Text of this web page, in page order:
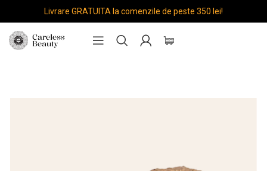
Livrare GRATUITA la comenzile de peste 350 lei!